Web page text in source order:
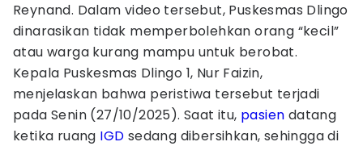
Reynand. Dalam video tersebut, Puskesmas Dlingo
dinarasikan tidak memperbolehkan orang “kecil”
atau warga kurang mampu untuk berobat.
Kepala Puskesmas Dlingo 1, Nur Faizin,
menjelaskan bahwa peristiwa tersebut terjadi
pada Senin (27/10/2025). Saat itu, pasien datang
ketika ruang IGD sedang dibersihkan, sehingga di